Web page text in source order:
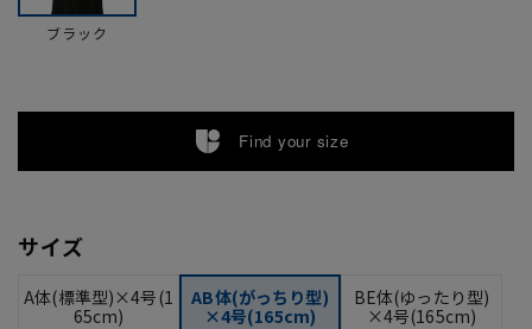
ブラック
Find your size
サイズ
A体(標準型)×4号(1
65cm)
AB体(がっちり型)
×4号(165cm)
BE体(ゆったり型)
×4号(165cm)